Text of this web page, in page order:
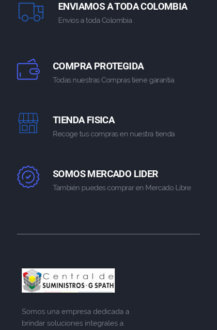
ENVIAMOS A TODA COLOMBIA
Envios a toda Colombia .
COMPRA PROTEGIDA
Todas nuestras Compras tiene garantia
TIENDA FISICA
Recoge tus compras en nuestra tienda
SOMOS MERCADO LIDER
También puedes comprar en Mercado Libre
Somos una empresa dedicada a
brindar soluciones integrales a